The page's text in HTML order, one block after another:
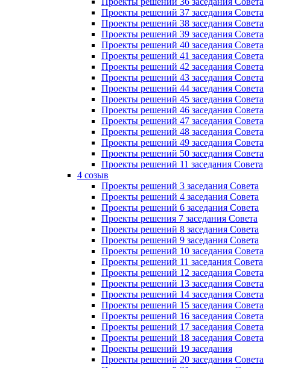
Проекты решений 37 заседания Совета
Проекты решений 38 заседания Совета
Проекты решений 39 заседания Совета
Проекты решений 40 заседания Совета
Проекты решений 41 заседания Совета
Проекты решений 42 заседания Совета
Проекты решений 43 заседания Совета
Проекты решений 44 заседания Совета
Проекты решений 45 заседания Совета
Проекты решений 46 заседания Совета
Проекты решений 47 заседания Совета
Проекты решений 48 заседания Совета
Проекты решений 49 заседания Совета
Проекты решений 50 заседания Совета
Проекты решений 11 заседания Совета
4 созыв
Проекты решений 3 заседания Совета
Проекты решений 4 заседания Совета
Проекты решений 6 заседания Совета
Проекты решения 7 заседания Совета
Проекты решений 8 заседания Совета
Проекты решений 9 заседания Совета
Проекты решений 10 заседания Совета
Проекты решений 11 заседания Совета
Проекты решений 12 заседания Совета
Проекты решений 13 заседания Совета
Проекты решений 14 заседания Совета
Проекты решений 15 заседания Совета
Проекты решений 16 заседания Совета
Проекты решений 17 заседания Совета
Проекты решений 18 заседания Совета
Проекты решений 19 заседания
Проекты решений 20 заседания Совета